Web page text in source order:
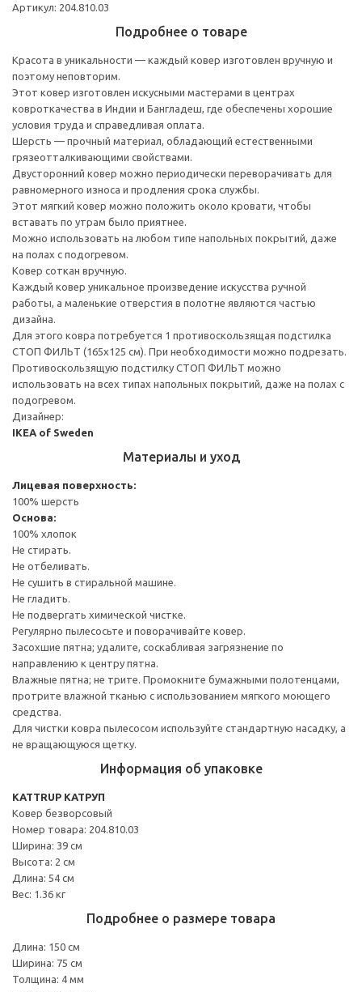
Артикул: 204.810.03
Подробнее о товаре
Красота в уникальности — каждый ковер изготовлен вручную и
поэтому неповторим.
Этот ковер изготовлен искусными мастерами в центрах
ковроткачества в Индии и Бангладеш, где обеспечены хорошие
условия труда и справедливая оплата.
Шерсть — прочный материал, обладающий естественными
грязеотталкивающими свойствами.
Двусторонний ковер можно периодически переворачивать для
равномерного износа и продления срока службы.
Этот мягкий ковер можно положить около кровати, чтобы
вставать по утрам было приятнее.
Можно использовать на любом типе напольных покрытий, даже
на полах с подогревом.
Ковер соткан вручную.
Каждый ковер уникальное произведение искусства ручной
работы, а маленькие отверстия в полотне являются частью
дизайна.
Для этого ковра потребуется 1 противоскользящая подстилка
СТОП ФИЛЬТ (165x125 см). При необходимости можно подрезать.
Противоскользящую подстилку СТОП ФИЛЬТ можно
использовать на всех типах напольных покрытий, даже на полах с
подогревом.
Дизайнер:
IKEA of Sweden
Материалы и уход
Лицевая поверхность:
100% шерсть
Основа:
100% хлопок
Не стирать.
Не отбеливать.
Не сушить в стиральной машине.
Не гладить.
Не подвергать химической чистке.
Регулярно пылесосьте и поворачивайте ковер.
Засохшие пятна; удалите, соскабливая загрязнение по
направлению к центру пятна.
Влажные пятна; не трите. Промокните бумажными полотенцами,
протрите влажной тканью с использованием мягкого моющего
средства.
Для чистки ковра пылесосом используйте стандартную насадку, а
не вращающуюся щетку.
Информация об упаковке
KATTRUP КАТРУП
Ковер безворсовый
Номер товара: 204.810.03
Ширина: 39 см
Высота: 2 см
Длина: 54 см
Вес: 1.36 кг
Подробнее о размере товара
Длина: 150 см
Ширина: 75 см
Толщина: 4 мм